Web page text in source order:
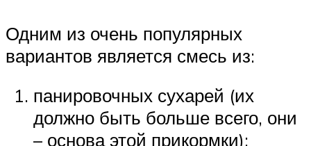
Одним из очень популярных
вариантов является смесь из:
панировочных сухарей (их
должно быть больше всего, они
– основа этой прикормки);